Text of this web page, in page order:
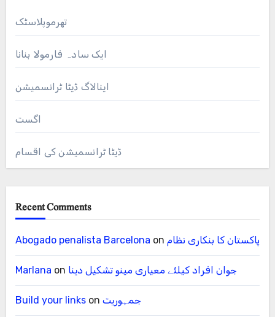
تھرموپلاسٹک
ایک سادہ فارمولا بنانا
اینالاگ ڈیٹا ٹرانسمیشن
اگست
ڈیٹا ٹرانسمیشن کی اقسام
Recent Comments
Abogado penalista Barcelona on پاکستان کا بنکاری نظام
Marlana on جوان افراد کیلئے معیاری مینو تشکیل دینا
Build your linkson جمہوریت